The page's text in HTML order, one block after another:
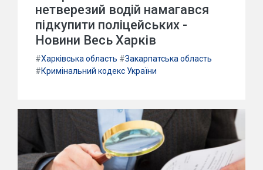
нетверезий водій намагався
підкупити поліцейських -
Новини Весь Харків
#Харківська область #Закарпатська область
#Кримінальний кодекс України